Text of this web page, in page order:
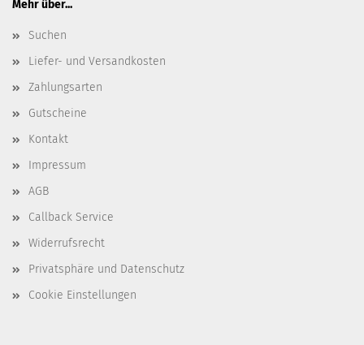
Mehr über...
Suchen
Liefer- und Versandkosten
Zahlungsarten
Gutscheine
Kontakt
Impressum
AGB
Callback Service
Widerrufsrecht
Privatsphäre und Datenschutz
Cookie Einstellungen